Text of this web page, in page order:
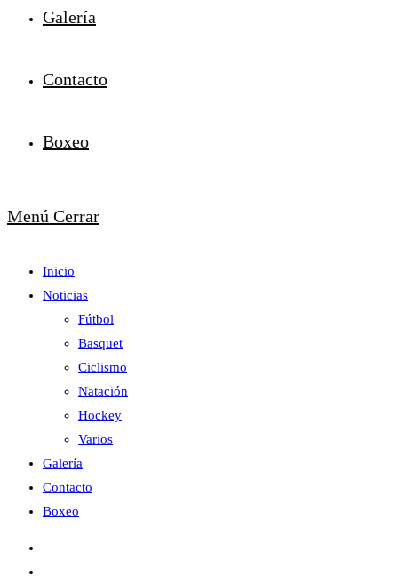
Galería
Contacto
Boxeo
Menú Cerrar
Inicio
Noticias
Fútbol
Basquet
Ciclismo
Natación
Hockey
Varios
Galería
Contacto
Boxeo